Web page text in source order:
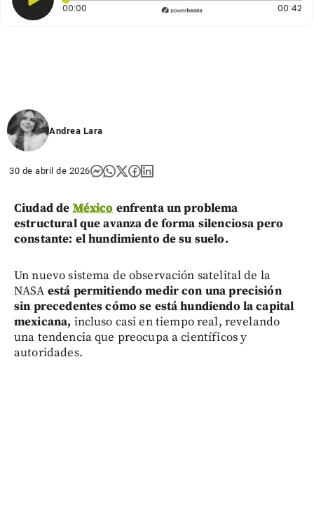
00:00 Tiempo transcurrido: 0 segundos 00:42
Andrea Lara
30 de abril de 2026
Ciudad de México enfrenta un problema
estructural que avanza de forma silenciosa pero
constante: el hundimiento de su suelo.
Un nuevo sistema de observación satelital de la
NASA está permitiendo medir con una precisión
sin precedentes cómo se está hundiendo la capital
mexicana, incluso casi en tiempo real, revelando
una tendencia que preocupa a científicos y
autoridades.